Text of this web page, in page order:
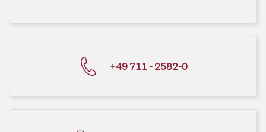
+49 711 - 2582-0